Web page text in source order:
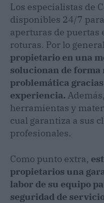
Los especialistas de
disponibles 24/7
aperturas de
roturas. Por lo
propietario en una
solucionan de forma
problemática gracias
experiencia.
herramientas y
cual garantiza a sus
profesionales.
Como punto extra,
propietarios una
labor de su equipo
seguridad de